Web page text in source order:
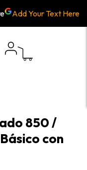
Add Your Text Here
850 /
con